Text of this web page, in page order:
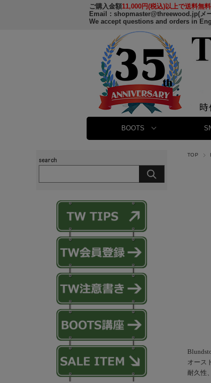
ご購入金額11,000円(税込)以上で送料無料
Email： shopmaster@threewood.jp(メ
We accept questions and orders in
BOOTS
TOP
オース
耐久性